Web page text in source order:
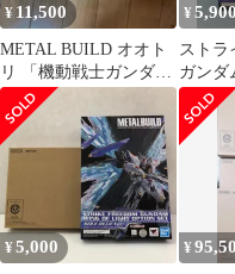
¥ 11,500
METAL BUILD オオト
リ 「機動戦士ガンダム
SEED DESTINY 」
¥
ストラ
ガンダ
ョンセ
BLUE
¥5,000 ¥